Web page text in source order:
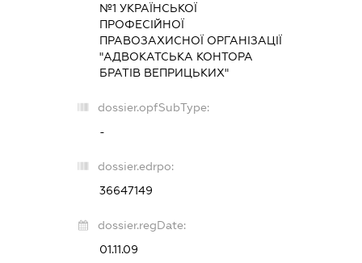
№1 УКРАЇНСЬКОЇ
ПРОФЕСІЙНОЇ
ПРАВОЗАХИСНОЇ ОРГАНІЗАЦІЇ
"АДВОКАТСЬКА КОНТОРА
БРАТІВ ВЕПРИЦЬКИХ"
dossier.opfSubType:
-
dossier.edrpo:
36647149
dossier.regDate:
01.11.09